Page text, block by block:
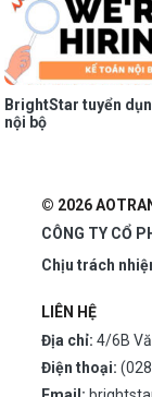
BrightStar tuyển
nội bộ
© 2026
CÔNG TY CỔ
Chịu trách
LIÊN HỆ
Địa chỉ: 4/6B
Điện thoại: